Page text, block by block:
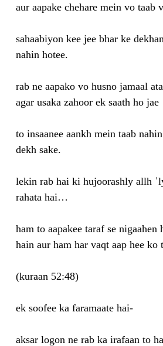
aur aapake chehare mein vo taab
sahaabiyon kee jee bhar ke
nahin hotee.
rab ne aapako vo husno jamaal
agar usaka zahoor ek saath ho jae
to insaanee aankh mein taab
dekh sake.
lekin rab hai ki hujoorashly allh
rahata hai…
ham to aapakee taraf se nigaahen
hain aur ham har vaqt aap hee ko
(kuraan 52:48)
ek soofee ka faramaate hai-
aksar logon ne rab ka irafaan to